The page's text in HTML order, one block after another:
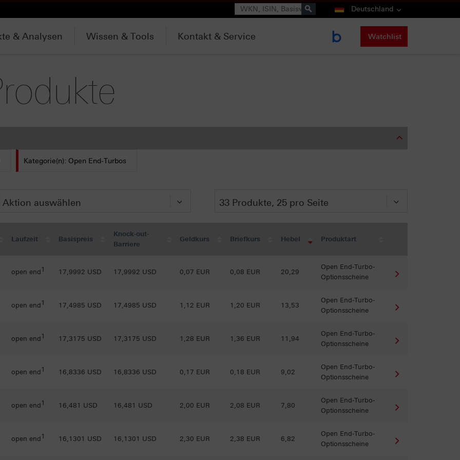
Suche Deutschland
& Analysen Wissen & Tools Kontakt & Service Watchlist
Kategorie(n): Open End-Turbos
Laufzeit Basispreis
Knock-out-
Barriere
Geldkurs Briefkurs Hebel Produktart
open end1 17,9992 USD 17,9992 USD 0,07 EUR 0,08 EUR 20,29
Open End-Turbo-
Optionsscheine
open end1 17,4985 USD 17,4985 USD 1,12 EUR 1,20 EUR 13,53
Open End-Turbo-
Optionsscheine
open end1 17,3175 USD 17,3175 USD 1,28 EUR 1,36 EUR 11,94
Open End-Turbo-
Optionsscheine
open end1 16,8336 USD 16,8336 USD 0,17 EUR 0,18 EUR 9,02
Open End-Turbo-
Optionsscheine
open end1 16,481 USD 16,481 USD 2,00 EUR 2,08 EUR 7,80
Open End-Turbo-
Optionsscheine
open end1 16,1301 USD 16,1301 USD 2,30 EUR 2,38 EUR 6,82
Open End-Turbo-
Optionsscheine